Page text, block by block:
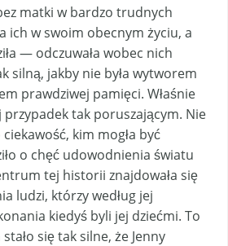
matki w bardzo trudnych
ich w swoim obecnym życiu, a
— odczuwała wobec nich
silną, jakby nie była wytworem
prawdziwej pamięci. Właśnie
tak poruszającym. Nie
ciekawość, kim mogła być
o chęć udowodnienia światu
tej historii znajdowała się
ludzi, którzy według jej
kiedyś byli jej dziećmi. To
się tak silne, że Jenny